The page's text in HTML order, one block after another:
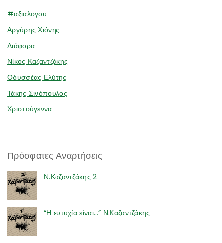
#αξιαλογου
Αργύρης Χιόνης
Διάφορα
Νίκος Καζαντζάκης
Οδυσσέας Ελύτης
Τάκης Σινόπουλος
Χριστούγεννα
Πρόσφατες Αναρτήσεις
Ν.Καζαντζάκης 2
“Η ευτυχία είναι…” Ν.Καζαντζάκης